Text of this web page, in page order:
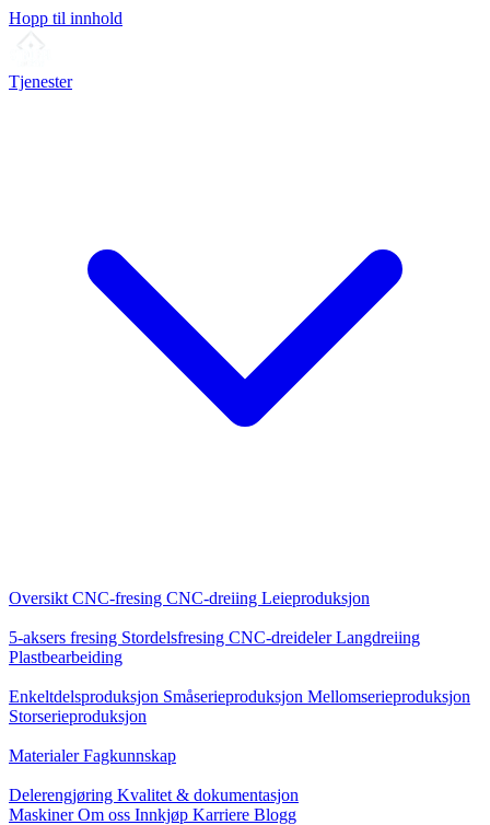
Hopp til innhold
Tjenester
Oversikt CNC-fresing CNC-dreiing Leieproduksjon
5-aksers fresing Stordelsfresing CNC-dreidelerLangdreiing
Plastbearbeiding
Enkeltdelsproduksjon Småserieproduksjon Mellomserieproduksjon
Storserieproduksjon
MaterialerFagkunnskap
Delerengjøring Kvalitet & dokumentasjon
MaskinerOm oss Innkjøp Karriere Blogg